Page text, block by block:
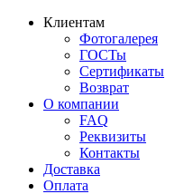
Клиентам
Фотогалерея
ГОСТы
Сертификаты
Возврат
О компании
FAQ
Реквизиты
Контакты
Доставка
Оплата